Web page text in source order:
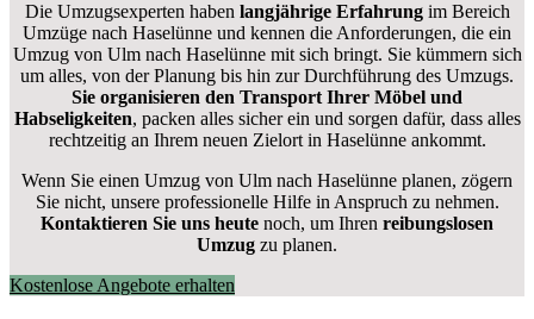
Die Umzugsexperten haben langjährige Erfahrungim Bereich
Umzüge nach Haselünne und kennen die Anforderungen, die ein
Umzug von Ulm nach Haselünne mit sich bringt. Sie kümmern sich
um alles, von der Planung bis hin zur Durchführung des Umzugs.
Sie organisieren den Transport Ihrer Möbel und
Habseligkeiten, packen alles sicher ein und sorgen dafür, dass alles
rechtzeitig an Ihrem neuen Zielort in Haselünne ankommt.
Wenn Sie einen Umzug von Ulm nach Haselünne planen, zögern
Sie nicht, unsere professionelle Hilfe in Anspruch zu nehmen.
Kontaktieren Sie uns heute noch, um Ihren reibungslosen
Umzug zu planen.
Kostenlose Angebote erhalten